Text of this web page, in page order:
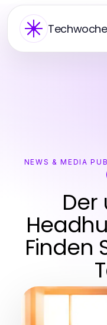
Techwoche
NEWS & MEDIA
Der
Finden